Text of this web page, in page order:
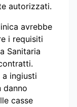
autorizzati.
avrebbe
i requisiti
Sanitaria
ingiusti
danno
casse